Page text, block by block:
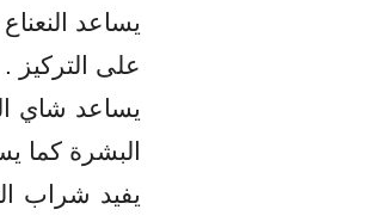
يساعد
على التركيز .
يساعد شاي
البشرة كما
يفيد شراب